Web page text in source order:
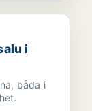
Stockholm
i
båda i